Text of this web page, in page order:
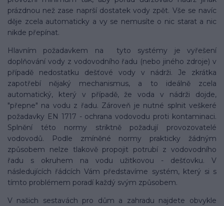
prázdnou než zase naprší dostatek vody zpět. Vše se navíc
děje zcela automaticky a vy se nemusíte o nic starat a nic
nikde přepínat.
Hlavním požadavkem na tyto systémy je vyřešení
doplňování vody z vodovodního řadu (nebo jiného zdroje) v
případě nedostatku dešťové vody v nádrži. Je zkrátka
zapotřebí nějaký mechanismus, a to ideálně zcela
automatický, který v případě, že voda v nádrži dojde,
"přepne" na vodu z řadu. Zároveň je nutné splnit veškeré
požadavky EN 1717 - ochrana vodovodu proti kontaminaci.
Splnění této normy striktně požadují provozovatelé
vodovodů. Podle zmíněné normy prakticky žádným
způsobem nelze tlakově propojit potrubí z vodovodního
řadu s okruhem na vodu užitkovou - dešťovku. V
následujících řádcích Vám představíme systém, který si s
tímto problémem poradí každý svým způsobem.
V našich sestavách pro dům a zahradu najdete obvykle